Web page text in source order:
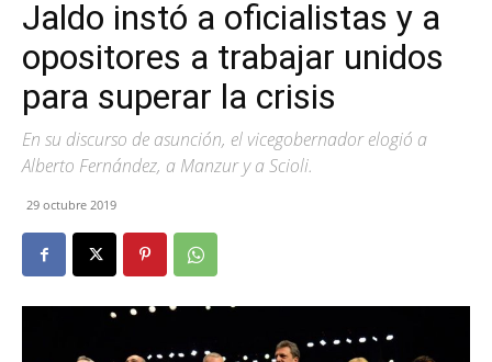
Jaldo instó a oficialistas y a
opositores a trabajar unidos
para superar la crisis
En su discurso de asunción, el vicegobernador elogió a
Alberto Fernández, a Manzur y a Scioli.
29 octubre 2019